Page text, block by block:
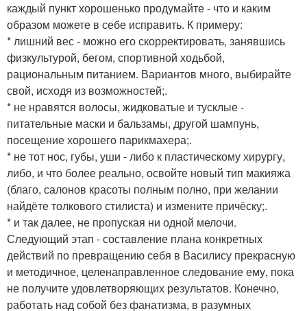
каждый пункт хорошенько продумайте - что и каким
образом можете в себе исправить. К примеру:
* лишний вес - можно его скорректировать, занявшись
физкультурой, бегом, спортивной ходьбой,
рациональным питанием. Вариантов много, выбирайте
свой, исходя из возможностей;.
* не нравятся волосы, жидковатые и тусклые -
питательные маски и бальзамы, другой шампунь,
посещение хорошего парикмахера;.
* не тот нос, губы, уши - либо к пластическому хирургу,
либо, и что более реально, освойте новый тип макияжа
(благо, салонов красоты полным полно, при желании
найдёте толкового стилиста) и измените причёску;.
* и так далее, не пропуская ни одной мелочи.
Следующий этап - составление плана конкретных
действий по превращению себя в Василису прекрасную
и методичное, целенаправленное следование ему, пока
не получите удовлетворяющих результатов. Конечно,
работать над собой без фанатизма, в разумных